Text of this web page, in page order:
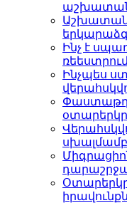
Ինչ է
Ինչպես
սխալմամբ